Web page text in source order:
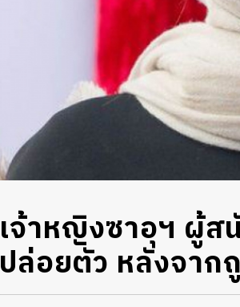
เจ้าหญิงซาอุฯ ผู้ส
ปล่อยตัว หลังจาก